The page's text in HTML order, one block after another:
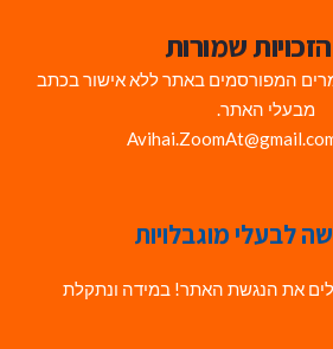
שמורות
המפורסמים באתר ללא אישור בכתב
מבעלי האתר.
לבעלי מוגבלויות
את הנגשת האתר! במידה ונתקלת